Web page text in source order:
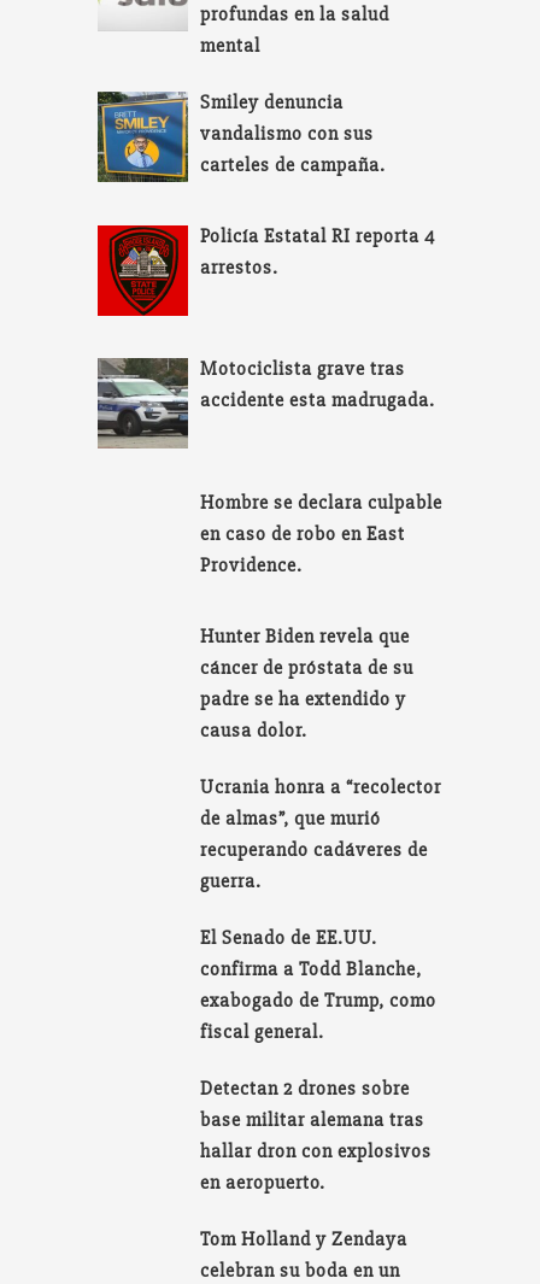
profundas en la salud
mental
Smiley denuncia
vandalismo con sus
carteles de campaña.
Policía Estatal RI reporta 4
arrestos.
Motociclista grave tras
accidente esta madrugada.
Hombre se declara culpable
en caso de robo en East
Providence.
Hunter Biden revela que
cáncer de próstata de su
padre se ha extendido y
causa dolor.
Ucrania honra a “recolector
de almas”, que murió
recuperando cadáveres de
guerra.
El Senado de EE.UU.
confirma a Todd Blanche,
exabogado de Trump, como
fiscal general.
Detectan 2 drones sobre
base militar alemana tras
hallar dron con explosivos
en aeropuerto.
Tom Holland y Zendaya
celebran su boda en un